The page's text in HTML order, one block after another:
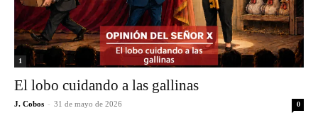
1
El lobo cuidando a las gallinas
J. Cobos - 31 de mayo de 2026 0